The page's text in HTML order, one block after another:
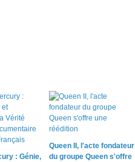
: Génie,
Queen II, l'acte fondateur
du groupe Queen s'offre